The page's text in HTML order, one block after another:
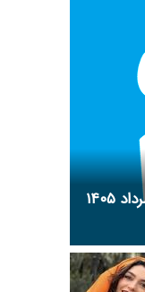
فال روزانه فردا سه شنبه ۲۰ مرداد ۱۴۰۵